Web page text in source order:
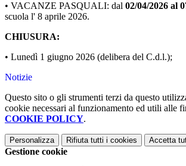
• VACANZE PASQUALI: dal 02/04/2026 al
scuola l' 8 aprile 2026.
CHIUSURA:
• Lunedì 1 giugno 2026 (delibera del C.d.l.);
Notizie
Questo sito o gli strumenti terzi da questo
cookie necessari al funzionamento ed utili alle
COOKIE POLICY.
Personalizza Rifiuta tutti i cookies Accetta
Gestione cookie